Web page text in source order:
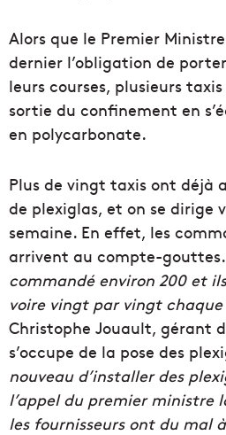
Alors que le Premier
dernier l’obligation de
leurs courses, plusieurs
sortie du confinement en
en polycarbonate.
Plus de vingt taxis ont déjà
de plexiglas, et on se dirige
semaine. En effet, les
arrivent au compte-
commandé environ 200 et
voire vingt par vingt
Christophe Jouault, gérant
s’occupe de la pose des
nouveau d’installer des
l’appel du premier ministre
les fournisseurs ont du mal